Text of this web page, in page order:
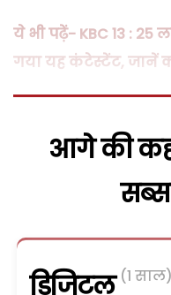
ये भी पढ़ें- KBC 13 :
गया यह कंटेस्टेंट, जानें
आगे की
डिजिटल (1 साल)